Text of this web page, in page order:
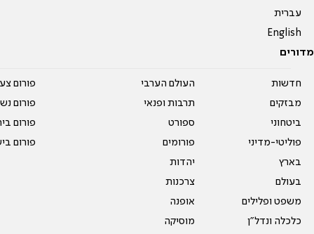
עברית
English
מדורים
חדשות
מבזקים
ביטחוני
פוליטי-מדיני
בארץ
בעולם
משפט ופלילים
כלכלה ונדל"ן
העולם הערבי
תרבות ופנאי
ספורט
פורומים
יהדות
צרכנות
אופנה
מוסיקה
פורום
פורום
פורום
פורום